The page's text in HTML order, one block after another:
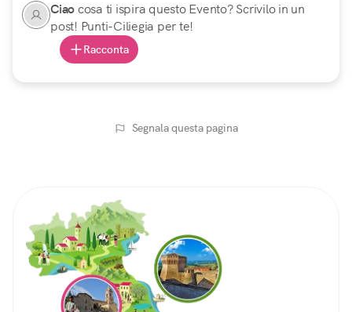
Ciaocosa ti ispira questo Evento? Scrivilo in un
post! Punti-Ciliegia per te!
Racconta
Segnala questa pagina